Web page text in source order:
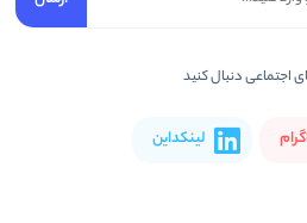
اجتماعی دنبال کنید
لینکداین